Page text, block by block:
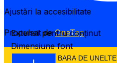
Ajustări la accesibilitate
Propulsat deOneTap
ASCUNDE BARA DE UNELTE
Extensii pentru conținut
Dimensiune font